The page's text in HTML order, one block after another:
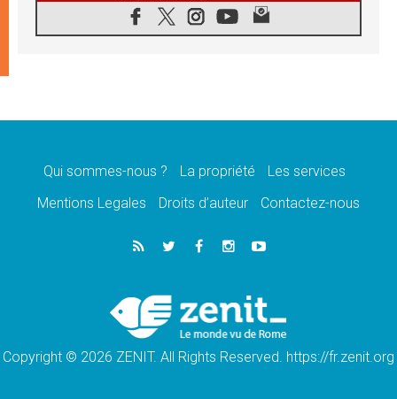
10.08.2026
Création d'un réseau des médias catholiques
09.08.2026
09.08.2026
et à la protection des civils
Déclaration d'Addis-Abeba du SCEAM sur
l'Éducation Catholique en Afrique
En Cisjordanie, les chrétiens se sentent
seuls face à la violence des colons
Qui sommes-nous ? La propriété
Les services
Mentions Legales
Droits d’auteur Contactez-nous
Copyright © 2026 ZENIT. All Rights Reserved. https://fr.zenit.org